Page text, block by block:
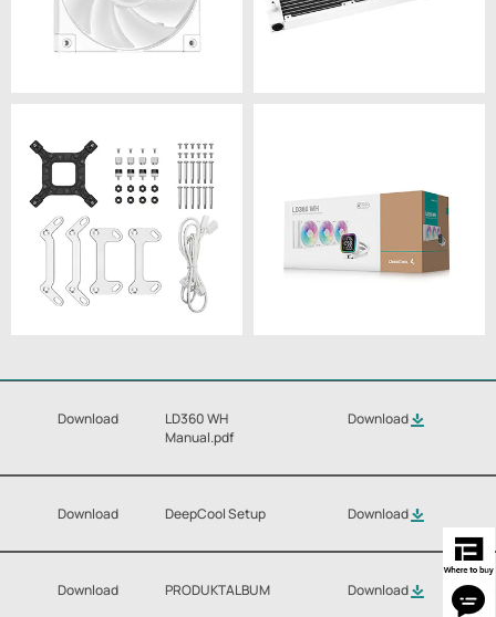
Download
LD360 WH
Manual.pdf
Download
Download DeepCool Setup Download
Download PRODUKTALBUM Download